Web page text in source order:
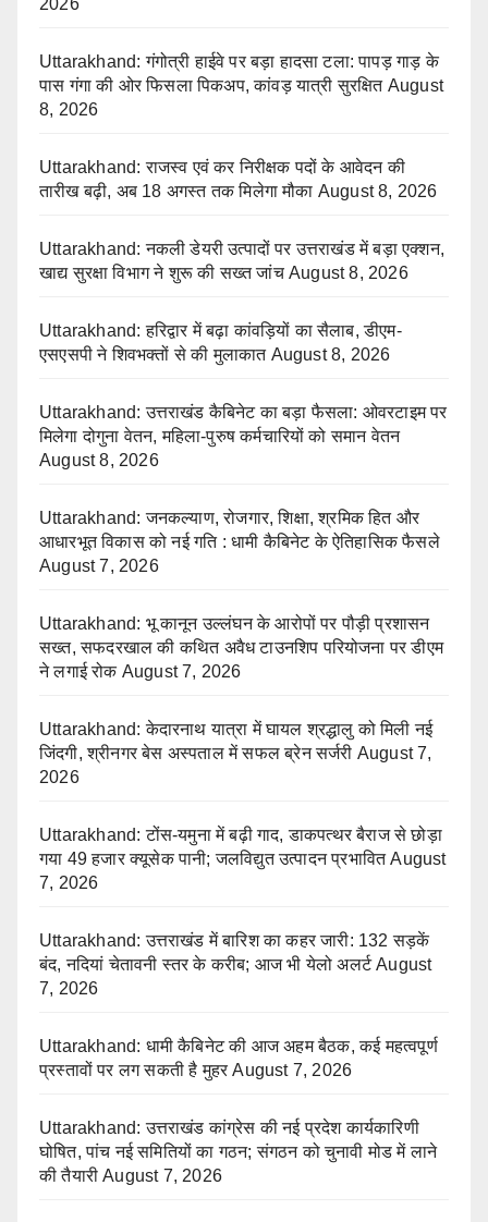
Uttarakhand: गंगोत्री हाईवे पर बड़ा हादसा टला: पापड़ गाड़ के
पास गंगा की ओर फिसला पिकअप, कांवड़ यात्री सुरक्षित August
8, 2026
Uttarakhand: राजस्व एवं कर निरीक्षक पदों के आवेदन की
तारीख बढ़ी, अब 18 अगस्त तक मिलेगा मौका August 8, 2026
Uttarakhand: नकली डेयरी उत्पादों पर उत्तराखंड में बड़ा एक्शन,
खाद्य सुरक्षा विभाग ने शुरू की सख्त जांच August 8, 2026
Uttarakhand: हरिद्वार में बढ़ा कांवड़ियों का सैलाब, डीएम-
एसएसपी ने शिवभक्तों से की मुलाकात August 8, 2026
Uttarakhand: उत्तराखंड कैबिनेट का बड़ा फैसला: ओवरटाइम पर
मिलेगा दोगुना वेतन, महिला-पुरुष कर्मचारियों को समान वेतन
August 8, 2026
Uttarakhand: जनकल्याण, रोजगार, शिक्षा, श्रमिक हित और
आधारभूत विकास को नई गति : धामी कैबिनेट के ऐतिहासिक फैसले
August 7, 2026
Uttarakhand: भू कानून उल्लंघन के आरोपों पर पौड़ी प्रशासन
सख्त, सफदरखाल की कथित अवैध टाउनशिप परियोजना पर डीएम
ने लगाई रोक August 7, 2026
Uttarakhand: केदारनाथ यात्रा में घायल श्रद्धालु को मिली नई
जिंदगी, श्रीनगर बेस अस्पताल में सफल ब्रेन सर्जरी August 7,
2026
Uttarakhand: टोंस-यमुना में बढ़ी गाद, डाकपत्थर बैराज से छोड़ा
गया 49 हजार क्यूसेक पानी; जलविद्युत उत्पादन प्रभावित August
7, 2026
Uttarakhand: उत्तराखंड में बारिश का कहर जारी: 132 सड़कें
बंद, नदियां चेतावनी स्तर के करीब; आज भी येलो अलर्ट August
7, 2026
Uttarakhand: धामी कैबिनेट की आज अहम बैठक, कई महत्वपूर्ण
प्रस्तावों पर लग सकती है मुहर August 7, 2026
Uttarakhand: उत्तराखंड कांग्रेस की नई प्रदेश कार्यकारिणी
घोषित, पांच नई समितियों का गठन; संगठन को चुनावी मोड में लाने
की तैयारी August 7, 2026